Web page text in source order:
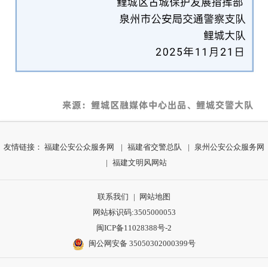
友情链接：福建公安公众服务网 | 福建省交警总队 |
泉州公安公众服务网
| 福建文明风网站
联系我们 |
网站地图
网站标识码:3505000053
闽ICP备11028388号-2
闽公网安备 35050302000399号